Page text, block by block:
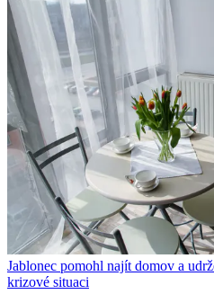
Jablonec pomohl najít domov a
krizové situaci